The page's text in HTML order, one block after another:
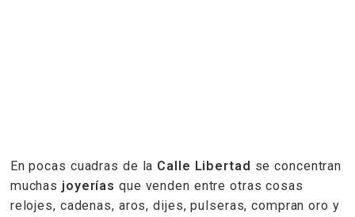
En pocas cuadras de la Calle Libertad se concentran
muchas joyerías que venden entre otras cosas
relojes, cadenas, aros, dijes, pulseras, compran oro y